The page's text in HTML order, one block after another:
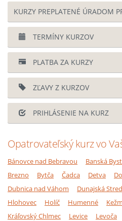
KURZY PREPLATENÉ ÚRADOM
TERMÍNY KURZOV
PLATBA ZA KURZY
ZĽAVY Z KURZOV
PRIHLÁSENIE NA KURZ
Opatrovateľský kurz vo
Bánovce nad Bebravou Banská
Brezno
Bytča Čadca Detva
Dubnica nad Váhom
Dunajská
Hlohovec
Holíč Humenné
Kráľovský Chlmec
Levice Levoča